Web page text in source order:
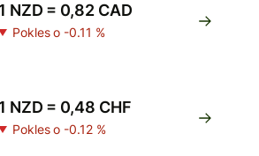
1 NZD = 0,82 CAD
Pokles o -0.11 %
1 NZD = 0,48 CHF
Pokles o -0.12 %